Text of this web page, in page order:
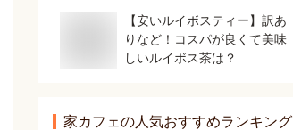
【安いルイボスティー】訳あ
りなど！コスパが良くて美味
しいルイボス茶は？
家カフェの人気おすすめランキング